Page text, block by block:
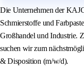
Die Unternehmen der
Schmierstoffe und
Großhandel und Industrie.
suchen wir zum
& Disposition (m/w/d).